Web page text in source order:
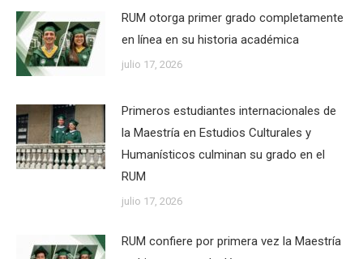
RUM otorga primer grado completamente
en línea en su historia académica
julio 17, 2026
Primeros estudiantes internacionales de
la Maestría en Estudios Culturales y
Humanísticos culminan su grado en el
RUM
julio 17, 2026
RUM confiere por primera vez la Maestría